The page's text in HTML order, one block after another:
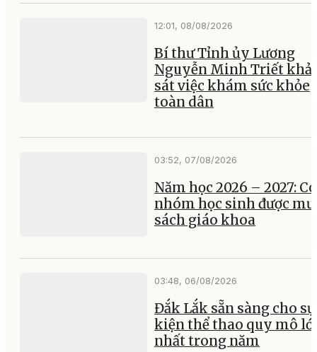
12:01, 08/08/2026
Bí thư Tỉnh ủy Lương
Nguyễn Minh Triết
sát việc khám sức khỏe
toàn dân
03:52, 07/08/2026
Năm học 2026 – 2027:
nhóm học sinh được
sách giáo khoa
03:48, 06/08/2026
Đắk Lắk sẵn sàng cho sự
kiện thể thao quy mô
nhất trong năm